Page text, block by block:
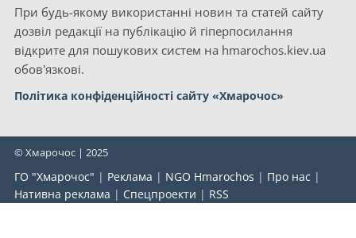
При будь-якому використанні новин та статей сайту
дозвіл редакції на публікацію й гіперпосилання
відкрите для пошукових систем на hmarochos.kiev.ua
обов'язкові.
Політика конфіденційності сайту «Хмарочос»
© Хмарочос | 2025
ГО "Хмарочос" | Реклама | NGO Hmarochos | Про нас |
Нативна реклама | Спецпроекти | RSS